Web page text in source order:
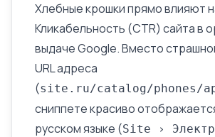
Хлебные крошки прямо влияют
Кликабельность (CTR) сайта в
выдаче Google. Вместо
URL адреса
(site.ru/catalog/phones/
сниппете красиво
русском языке (Site ›